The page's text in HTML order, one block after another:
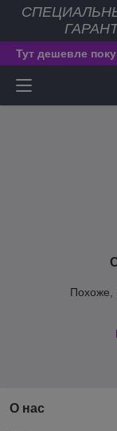
Тут дешевле
Похоже,
О нас